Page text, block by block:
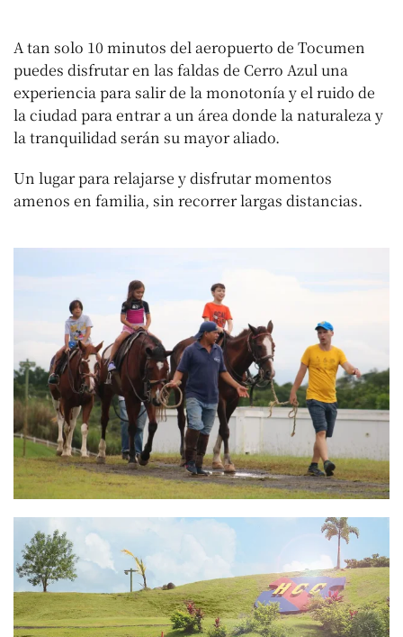
A tan solo 10 minutos del aeropuerto de Tocumen
puedes disfrutar en las faldas de Cerro Azul una
experiencia para salir de la monotonía y el ruido de
la ciudad para entrar a un área donde la naturaleza y
la tranquilidad serán su mayor aliado.
Un lugar para relajarse y disfrutar momentos
amenos en familia, sin recorrer largas distancias.